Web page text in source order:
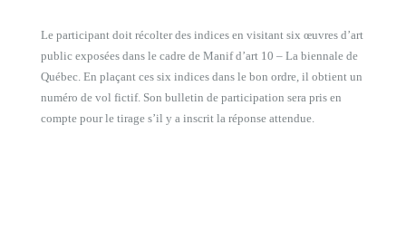
Le participant doit récolter des indices en visitant six œuvres d’art
public exposées dans le cadre de Manif d’art 10 – La biennale de
Québec. En plaçant ces six indices dans le bon ordre, il obtient un
numéro de vol fictif. Son bulletin de participation sera pris en
compte pour le tirage s’il y a inscrit la réponse attendue.